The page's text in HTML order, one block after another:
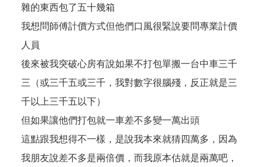
雜的東西包了五十幾箱
我想問師傅計價方式但他們口風很緊說要問專業計價
人員
後來被我突破心房有說如果不打包單搬一台中車三千
三（或三千五或三千，我對數字很腦殘，反正就是三
千以上三千五以下）
但如果讓他們打包就一車差不多變一萬出頭
這點跟我想得不一樣，是說我本來就猜四萬多，因為
我朋友說差不多是兩倍價，而我原本估就是兩萬吧，